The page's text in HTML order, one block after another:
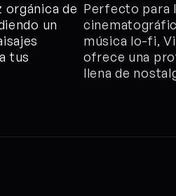
orgánica de
un
tus
Perfecto para
música lo-fi,
ofrece una
llena de